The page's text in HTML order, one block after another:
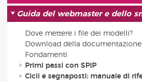
Guida del webmaster e dello
Dove mettere i file dei modelli?
Download della
Fondamenti
Primi passi con SPIP
Cicli e segnaposti: manuale di